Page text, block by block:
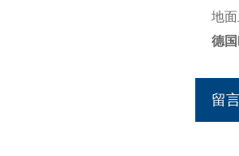
地
德
留